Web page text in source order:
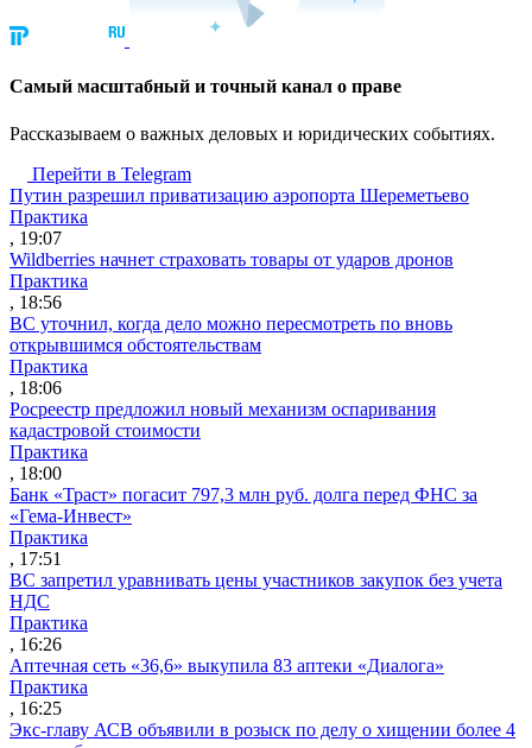
Cамый масштабный и точный канал о праве
Рассказываем о важных деловых и юридических событиях.
Перейти в Telegram
Путин разрешил приватизацию аэропорта Шереметьево
Практика
, 19:07
Wildberries начнет страховать товары от ударов дронов
Практика
, 18:56
ВС уточнил, когда дело можно пересмотреть по вновь
открывшимся обстоятельствам
Практика
, 18:06
Росреестр предложил новый механизм оспаривания
кадастровой стоимости
Практика
, 18:00
Банк «Траст» погасит 797,3 млн руб. долга перед ФНС за
«Гема-Инвест»
Практика
, 17:51
ВС запретил уравнивать цены участников закупок без учета
НДС
Практика
, 16:26
Аптечная сеть «36,6» выкупила 83 аптеки «Диалога»
Практика
, 16:25
Экс-главу АСВ объявили в розыск по делу о хищении более 4